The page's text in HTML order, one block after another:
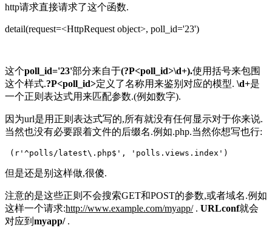
http请求直接请求了这个函数.
detail(request=<HttpRequest object>, poll_id='23')
这个poll_id='23'部分来自于(?P<poll_id>\d+).使用括号来包围
这个样式.?P<poll_id>定义了名称用来鉴别对应的模型. \d+是
一个正则表达式用来匹配参数.(例如数字).
因为url是用正则表达式写的,所有就没有任何显示对于你来说.
当然也没有必要跟着文件的后缀名.例如.php.当然你想写也行:
(r'^polls/latest\.php$', 'polls.views.index')
但是还是别这样做,很傻.
注意的是这些正则不会搜索GET和POST的参数,或者域名.例如
这样一个请求:http://www.example.com/myapp/. URLconf就会
对应到 myapp/.